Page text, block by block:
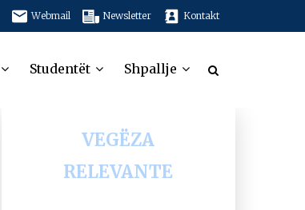
Webmail Newsletter Kontakt
Studentët Shpallje
VEGËZA
RELEVANTE